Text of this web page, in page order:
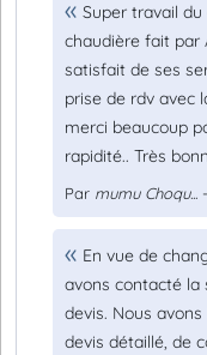
Super travail
chaudière fait par
satisfait de ses
prise de rdv avec
merci beaucoup
rapidité.. Très
Par mumu Choqu...
En vue de
avons contacté la
devis. Nous
devis détaillé, de